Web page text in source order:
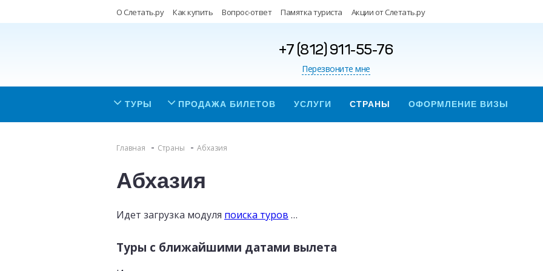
О Слетать.ру Как купить Вопрос-ответ Памятка туриста Акции от Слетать.ру
+7 (812) 911-55-76
Перезвоните мне
ТУРЫ ПРОДАЖА БИЛЕТОВ УСЛУГИ СТРАНЫ ОФОРМЛЕНИЕ ВИЗЫ
Главная Страны Абхазия
Абхазия
Идет загрузка модуля поиска туров …
Туры с ближайшими датами вылета